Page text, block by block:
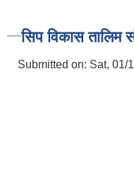
सिप विकास तालिम
Submitted on: Sat, 01/